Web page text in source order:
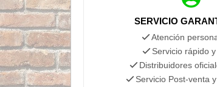
SERVICIO
Atención
Servicio rápido
Distribuidores
Servicio Post-venta